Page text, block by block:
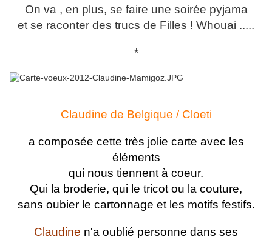
On va , en plus, se faire une soirée pyjama
et se raconter des trucs de Filles ! Whouai .....
*
Claudine de Belgique / Cloeti
a composée cette très jolie carte avec les
éléments
qui nous tiennent à coeur.
Qui la broderie, qui le tricot ou la couture,
sans oubier le cartonnage et les motifs festifs.
Claudine n'a oublié personne dans ses